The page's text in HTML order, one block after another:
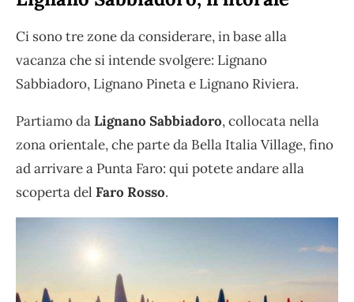
Ci sono tre zone da considerare, in base alla
vacanza che si intende svolgere: Lignano
Sabbiadoro, Lignano Pineta e Lignano Riviera.
Partiamo daLignano Sabbiadoro, collocata nella
zona orientale, che parte da Bella Italia Village, fino
ad arrivare a Punta Faro: qui potete andare alla
scoperta del Faro Rosso.